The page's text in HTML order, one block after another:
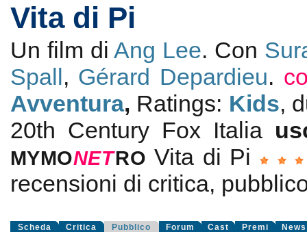
Vita di Pi
Un film diAng Lee. Con
Spall, Gérard Depardieu.
Avventura, Ratings: Kids,
20th Century Fox Italia
MYMONETRO Vita di Pi
recensioni di critica,
Scheda Critica Pubblico Forum Cast Premi News